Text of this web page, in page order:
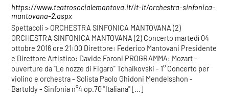
https://www.teatrosocialemantova.it/it-it/orchestra-sinfonica-
mantovana-2.aspx
Spettacoli > ORCHESTRA SINFONICA MANTOVANA (2)
ORCHESTRA SINFONICA MANTOVANA (2) Concerto martedì 04
ottobre 2016 ore 21:00 Direttore: Federico Mantovani Presidente
e Direttore Artistico: Davide Foroni PROGRAMMA: Mozart -
ouverture da "Le nozze di Figaro" Tchaikovski - 1° Concerto per
violino e orchestra - Solista Paolo Ghidoni Mendelsshon -
Bartoldy - Sinfonia n°4 op.70 "Italiana" [...]